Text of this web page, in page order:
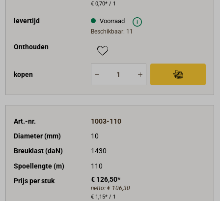
€ 0,70* / 1
levertijd Voorraad
Beschikbaar: 11
Onthouden
kopen
Art.-nr.
1003-110
Diameter (mm)
10
Breuklast (daN)
1430
Spoellengte (m)
110
Prijs per stuk
€ 126,50*
netto: € 106,30
€ 1,15* / 1